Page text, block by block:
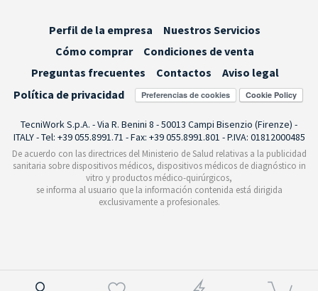
Perfil de la empresa
Nuestros Servicios
Cómo comprar
Condiciones de venta
Preguntas frecuentes
Contactos
Aviso legal
Política de privacidad
Preferencias de cookies
TecniWork S.p.A. - Via R. Benini 8 - 50013 Campi Bisenzio (Firenze) -
ITALY - Tel: +39 055.8991.71 - Fax: +39 055.8991.801 - P.IVA: 01812000485
De acuerdo con las directrices del Ministerio de Salud relativas a la publicidad
sanitaria sobre dispositivos médicos, dispositivos médicos de diagnóstico in
vitro y productos médico-quirúrgicos,
se informa al usuario que la información contenida está dirigida
exclusivamente a profesionales.